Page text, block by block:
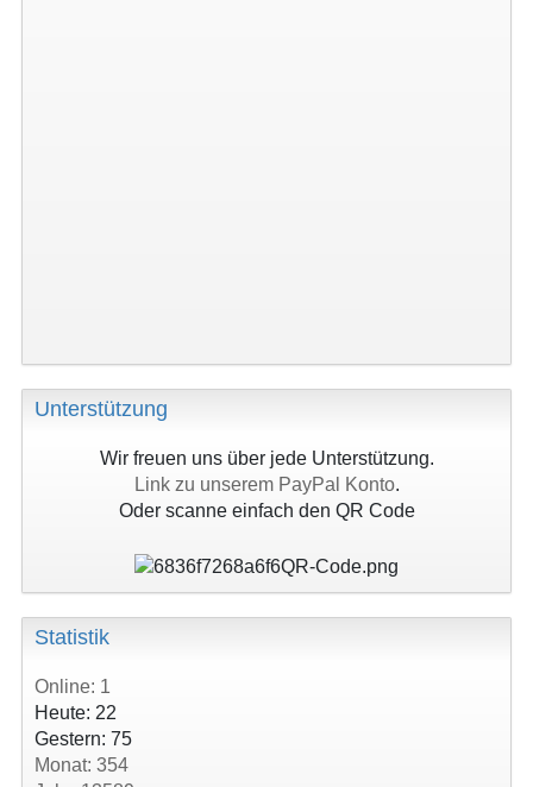
Unterstützung
Wir freuen uns über jede Unterstützung.
Link zu unserem PayPal Konto.
Oder scanne einfach den QR Code
Statistik
Online: 1
Heute: 22
Gestern: 75
Monat: 354